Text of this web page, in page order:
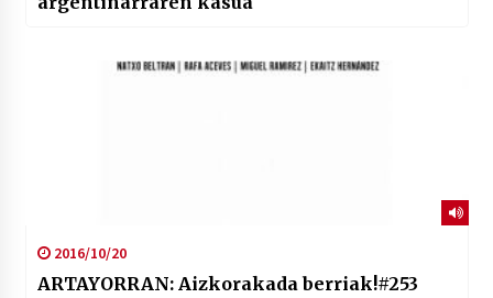
2016/10/20
ARTAYORRAN: Aizkorakada berriak!#253